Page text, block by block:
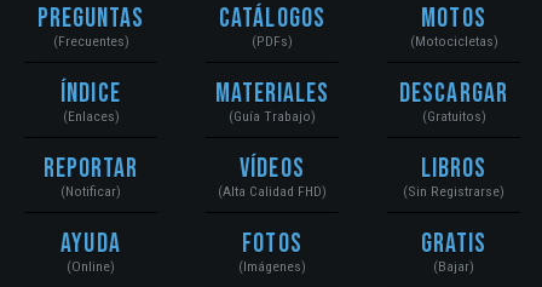
Preguntas
(Frecuentes)
Índice
(Enlaces)
Reportar
(Notificar)
Ayuda
(Online)
Catálogos
(PDFs)
Materiales
(Guía Trabajo)
Vídeos
(Alta Calidad FHD)
Fotos
(Imágenes)
Motos
(Motocicletas)
Descargar
(Gratuitos)
Libros
(Sin Registrarse)
Gratis
(Bajar)